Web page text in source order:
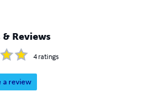
Reviews
4ratings
a review